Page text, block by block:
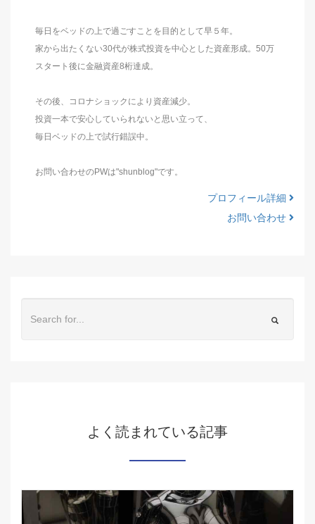
毎日をベッドの上で過ごすことを目的として早５年。
家から出たくない30代が株式投資を中心とした資産形成。50万
スタート後に金融資産8桁達成。
その後、コロナショックにより資産減少。
投資一本で安心していられないと思い立って、
毎日ベッドの上で試行錯誤中。
お問い合わせのPWは"shunblog"です。
プロフィール詳細
お問い合わせ
よく読まれている記事